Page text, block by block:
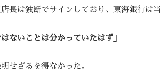
長は独断でサインしており、東海銀行は
ないことは分かっていたはず」
せざるを得なかった。